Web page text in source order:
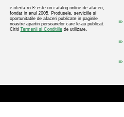
e-oferta.ro ® este un catalog online de afaceri,
fondat in anul 2005. Produsele, serviciile si
oportunitatile de afaceri publicate in paginile
noastre apartin persoanelor care le-au publicat.
Cititi Termenii si Conditiile de utilizare.